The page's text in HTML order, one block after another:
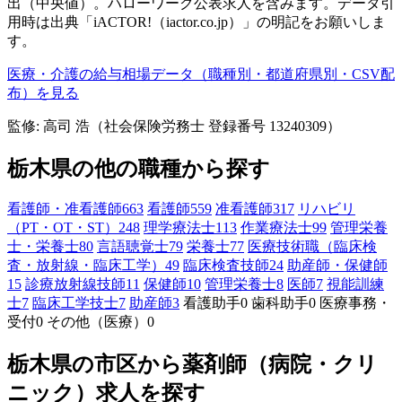
用時は出典「iACTOR!（iactor.co.jp）」の明記をお願いしま
す。
医療・介護の給与相場データ（職種別・都道府県別・CSV配
布）を見る
監修: 高司 浩（社会保険労務士 登録番号 13240309）
栃木県の他の職種から探す
看護師・准看護師663 看護師559 准看護師317 リハビリ
（PT・OT・ST） 248 理学療法士113 作業療法士99 管理栄養
士・栄養士80 言語聴覚士79 栄養士77 医療技術職（臨床検
査・放射線・臨床工学） 49 臨床検査技師24 助産師・保健師
15 診療放射線技師11 保健師10 管理栄養士8 医師7 視能訓練
士7 臨床工学技士7 助産師3 看護助手0 歯科助手0 医療事務・
受付0 その他（医療） 0
栃木県の市区から薬剤師（病院・クリ
ニック）求人を探す